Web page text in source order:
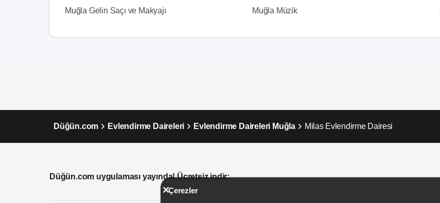
Muğla Gelin Saçı ve Makyajı
Muğla Müzik
Düğün.com Evlendirme Daireleri Evlendirme Daireleri Muğla Milas Evlendirme Dairesi
Düğün.com uygulaması yayında! Ücretsiz indir:
Çerezler